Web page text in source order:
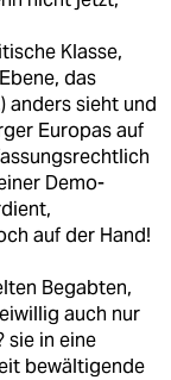
Klasse,
das
anders sieht und
Europas auf
Demo-
auf der Hand!
Begabten,
auch nur
sie in eine
bewältigende